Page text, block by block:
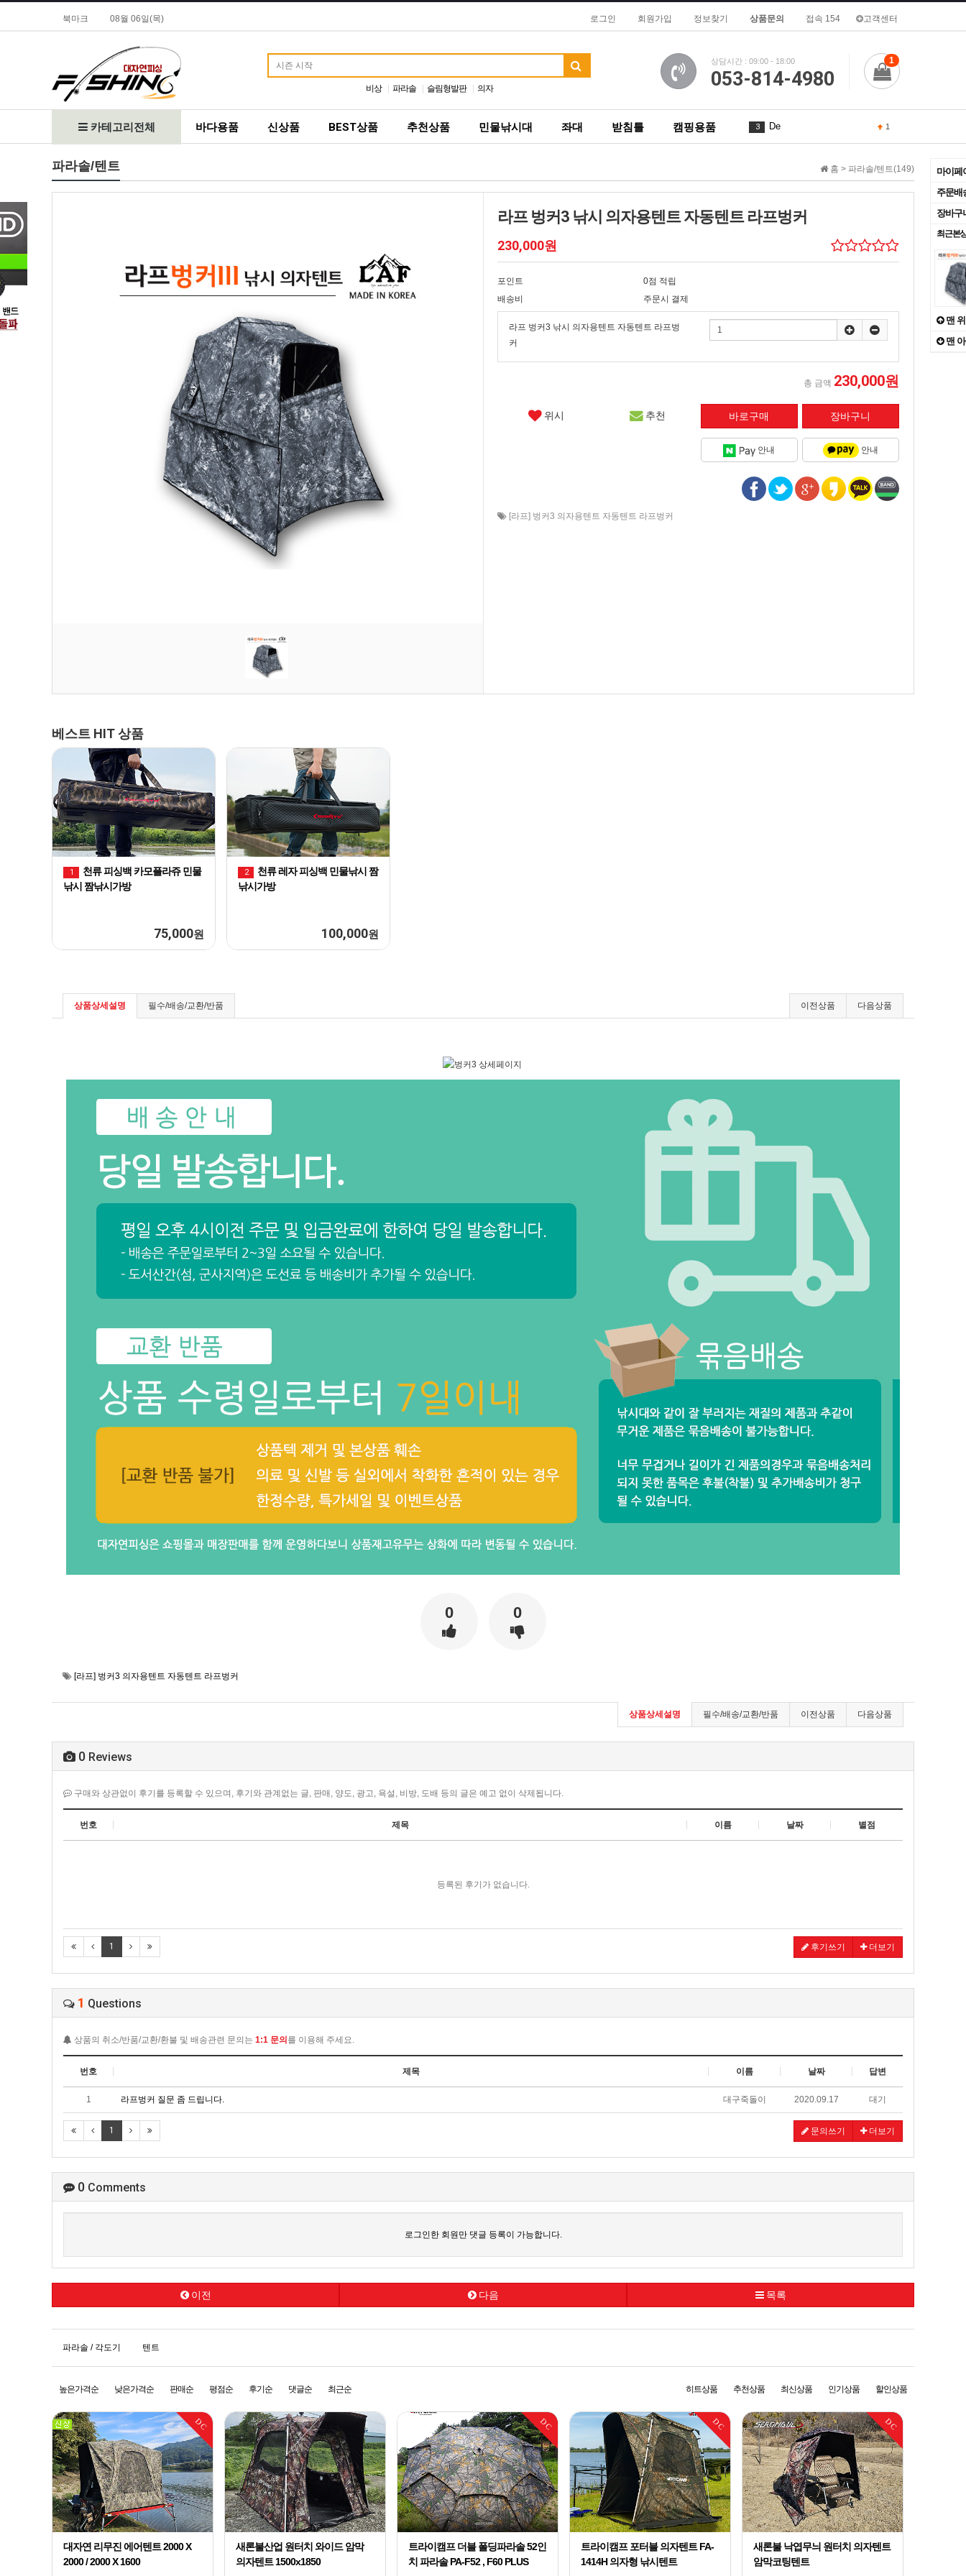
북마크 08월 06일(목) 로그인 회원가입 정보찾기 상품문의 접속 154 고객센터
비상 파라솔 슬림형발판 의자
상담시간 : 09:00 - 18:00
053-814-4980
1
1
3 De
6 for
10 대자연
카테고리전체 바다용품 신상품 BEST상품 추천상품 민물낚시대 좌대 받침틀 캠핑용품
마이페
주문배
장바구
최근본
맨
맨
홈 > 파라솔/텐트(149)
파라솔/텐트
라프 벙커3 낚시 의자용텐트 자동텐트 라프벙커
230,000원
포인트
0점 적립
배송비
주문시 결제
라프 벙커3 낚시 의자용텐트 자동텐트 라프벙
커
총 금액 230,000원
위시 추천
안내 안내
[라프] 벙커3 의자용텐트 자동텐트 라프벙커
베스트 HIT 상품
1
천류 피싱백 카모플라쥬 민물
낚시 짬낚시가방
75,000원
2
천류 레자 피싱백 민물낚시 짬
낚시가방
100,000원
상품상세설명 필수/배송/교환/반품 다음상품
이전상품
0 0
[라프] 벙커3 의자용텐트 자동텐트 라프벙커
상품상세설명 필수/배송/교환/반품 이전상품 다음상품
0 Reviews
구매와 상관없이 후기를 등록할 수 있으며, 후기와 관계없는 글, 판매, 양도, 광고, 욕설, 비방, 도배 등의 글은 예고 없이 삭제됩니다.
번호 제목 이름 날짜 별점
등록된 후기가 없습니다.
1 후기쓰기 더보기
1 Questions
상품의 취소/반품/교환/환불 및 배송관련 문의는 1:1 문의를 이용해 주세요.
번호 제목 이름 날짜 답변
1 라프벙커 질문 좀 드립니다. 대구죽돌이 2020.09.17 대기
1 문의쓰기 더보기
0 Comments
로그인한 회원만 댓글 등록이 가능합니다.
이전 다음 목록
파라솔 / 각도기 텐트
높은가격순 낮은가격순 판매순 평점순 후기순 댓글순 최근순 히트상품 추천상품 최신상품 인기상품 할인상품
DC
대자연 리무진 에어텐트 2000 X
2000 / 2000 X 1600
새론불산업 원터치 와이드 암막
의자텐트 1500x1850
DC
트라이캠프 더블 폴딩파라솔 52인
치 파라솔 PA-F52 , F60 PLUS
DC
트라이캠프 포터블 의자텐트 FA-
1414H 의자형 낚시텐트
DC
새론불 낙엽무늬 원터치 의자텐트
암막코팅텐트